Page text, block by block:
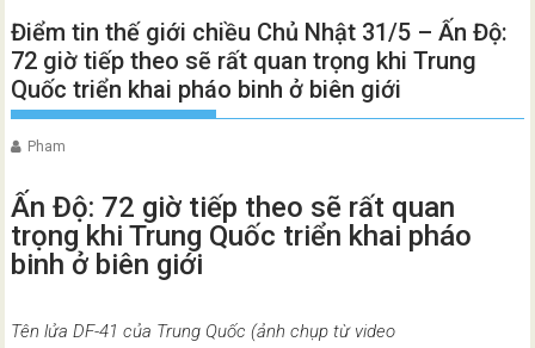
Điểm tin thế giới chiều Chủ Nhật 31/5 – Ấn Độ:
72 giờ tiếp theo sẽ rất quan trọng khi Trung
Quốc triển khai pháo binh ở biên giới
Pham
Ấn Độ: 72 giờ tiếp theo sẽ rất quan
trọng khi Trung Quốc triển khai pháo
binh ở biên giới
Tên lửa DF-41 của Trung Quốc (ảnh chụp từ video